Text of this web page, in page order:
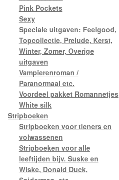
Pink Pockets
Sexy
Speciale uitgaven: Feelgood,
Topcollectie, Prelude, Kerst,
Winter, Zomer, Overige
uitgaven
Vampierenroman /
Paranormaal etc.
Voordeel pakket Romannetjes
White silk
Stripboeken
Stripboeken voor tieners en
volwassenen
Stripboeken voor alle
leeftijden bijv. Suske en
Wiske, Donald Duck,